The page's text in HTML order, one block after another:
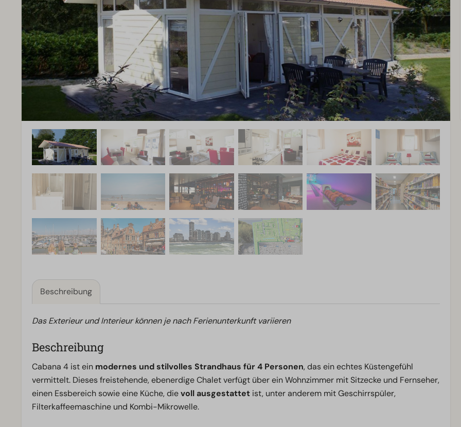
Beschreibung
Das Exterieur und Interieur können je nach Ferienunterkunft variieren
Beschreibung
Cabana 4 ist ein modernes und stilvolles Strandhaus für 4 Personen, das ein echtes Küstengefühl
vermittelt. Dieses freistehende, ebenerdige Chalet verfügt über ein Wohnzimmer mit Sitzecke und Fernseher,
einen Essbereich sowie eine Küche, dievoll ausgestattet ist, unter anderem mit Geschirrspüler,
Filterkaffeemaschine und Kombi-Mikrowelle.